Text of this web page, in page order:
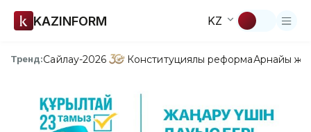
KAZINFORM KZ
Тренд:Сайлау-2026 Конституциялық реформаАрнайы